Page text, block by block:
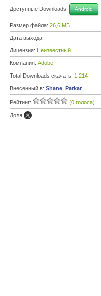
Доступные Downloads: Android
Размер файла: 26,6 МБ
Дата выхода:
Лицензия: Неизвестный
Компания: Adobe
Total Downloads скачать: 1 214
Внесенный в: Shane_Parkar
Рейтинг: (0 голоса)
Доля: